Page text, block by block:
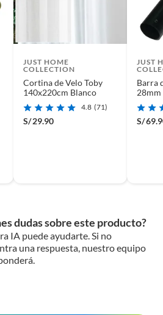
JUST HOME
COLLECTION
Cortina de Velo Toby
140x220cm Blanco
4.8 (71)
S/ 29.90
JUST
Barra
28mm
S/
dudas sobre este producto?
IA puede ayudarte. Si no
una respuesta, nuestro equipo